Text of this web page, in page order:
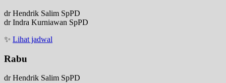
dr Hendrik Salim SpPD
dr Indra Kurniawan SpPD
✨ Lihat jadwal
Rabu
dr Hendrik Salim SpPD